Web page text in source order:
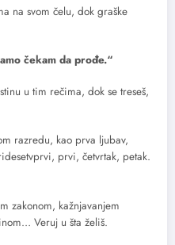
na svom čelu, dok graške
čekam da prođe.“
u tim rečima, dok se treseš,
razredu, kao prva ljubav,
prvi, četvrtak, petak.
zakonom, kažnjavanjem
Veruj u šta želiš.